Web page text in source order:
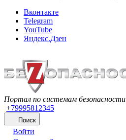
Вконтакте
Telegram
YouTube
Яндекс.Дзен
Портал по системам безопасности
+79995812345
Поиск
Войти